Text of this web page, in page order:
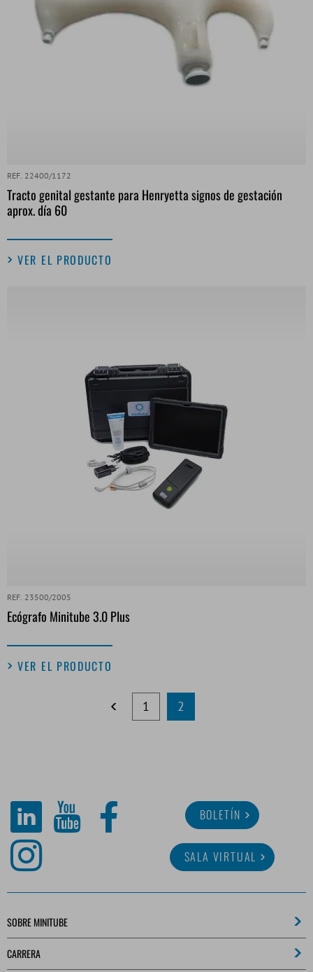
REF. 22400/1172
Tracto genital gestante para Henryetta signos de gestación
aprox. día 60
VER EL PRODUCTO
REF. 23500/2005
Ecógrafo Minitube 3.0 Plus
VER EL PRODUCTO
1 2
BOLETÍN
SALA VIRTUAL
SOBRE MINITUBE
CARRERA